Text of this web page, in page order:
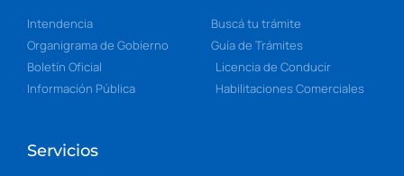
Intendencia
Organigrama de Gobierno
Boletín Oficial
Información Pública
Buscá tu trámite
Guía de Trámites
Licencia de Conducir
Habilitaciones Comerciales
Servicios